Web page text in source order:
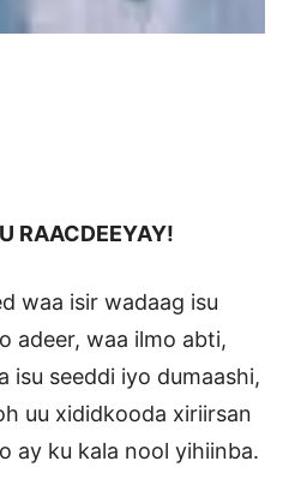
RAACDEEYAY!
waa isir wadaag isu
adeer, waa ilmo abti,
isu seeddi iyo dumaashi,
uu xididkooda xiriirsan
ay ku kala nool yihiinba.